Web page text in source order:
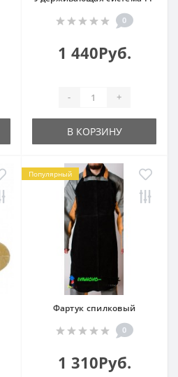
0
1 440Руб.
- +
В КОРЗИНУ
Популярный
Фартук спилковый
0
1 310Руб.